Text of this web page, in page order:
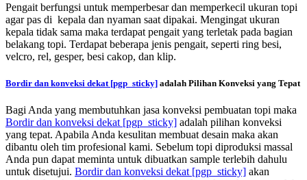
Pengait berfungsi untuk memperbesar dan memperkecil ukuran topi
agar pas di kepala dan nyaman saat dipakai. Mengingat ukuran
kepala tidak sama maka terdapat pengait yang terletak pada bagian
belakang topi. Terdapat beberapa jenis pengait, seperti ring besi,
velcro, rel, gesper, besi cakop, dan klip.
Bordir dan konveksi dekat [pgp_sticky] adalah Pilihan Konveksi yang Tepat
Bagi Anda yang membutuhkan jasa konveksi pembuatan topi maka
Bordir dan konveksi dekat [pgp_sticky] adalah pilihan konveksi
yang tepat. Apabila Anda kesulitan membuat desain maka akan
dibantu oleh tim profesional kami. Sebelum topi diproduksi massal
Anda pun dapat meminta untuk dibuatkan sample terlebih dahulu
untuk disetujui. Bordir dan konveksi dekat [pgp_sticky] akan